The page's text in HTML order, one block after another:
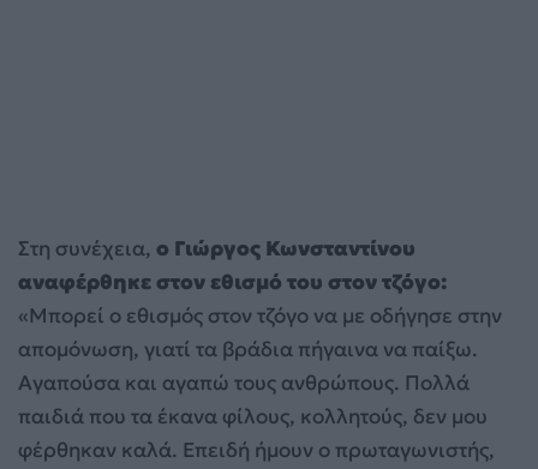
Στη συνέχεια, ο Γιώργος Κωνσταντίνου
αναφέρθηκε στον εθισμό του στον τζόγο:
«Μπορεί ο εθισμός στον τζόγο να με οδήγησε στην
απομόνωση, γιατί τα βράδια πήγαινα να παίξω.
Αγαπούσα και αγαπώ τους ανθρώπους. Πολλά
παιδιά που τα έκανα φίλους, κολλητούς, δεν μου
φέρθηκαν καλά. Επειδή ήμουν ο πρωταγωνιστής,